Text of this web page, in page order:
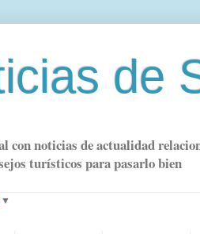
de
con noticias de actualidad
turísticos para pasarlo bien
▼